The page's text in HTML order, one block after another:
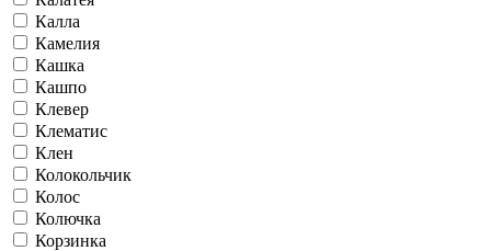
Калла
Камелия
Кашка
Кашпо
Клевер
Клематис
Клен
Колокольчик
Колос
Колючка
Корзинка